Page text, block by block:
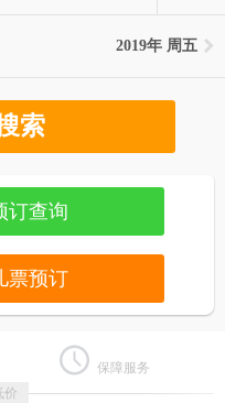
2019年 周五
索
订查询
票预订
保障服务
价